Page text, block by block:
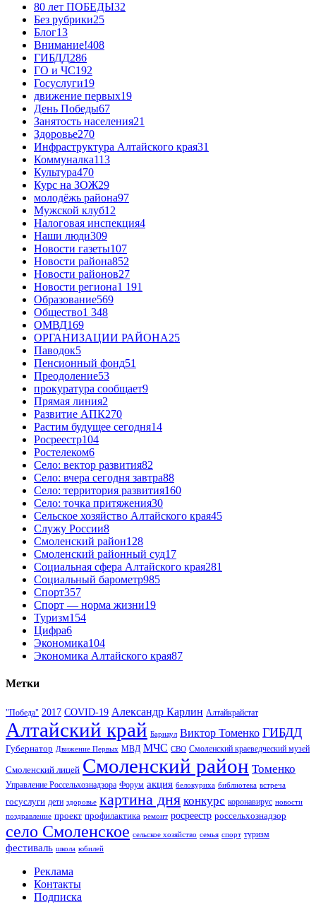
80 лет ПОБЕДЫ32
Без рубрики25
Блог13
Внимание!408
ГИБДД286
ГО и ЧС192
Госуслуги19
движение первых19
День Победы67
Занятость населения21
Здоровье270
Инфраструктура Алтайского края31
Коммуналка113
Культура470
Курс на ЗОЖ29
молодёжь района97
Мужской клуб12
Налоговая инспекция4
Наши люди309
Новости газеты107
Новости района852
Новости районов27
Новости региона1 191
Образование569
Общество1 348
ОМВД169
ОРГАНИЗАЦИИ РАЙОНА25
Паводок5
Пенсионный фонд51
Преодоление53
прокуратура сообщает9
Прямая линия2
Развитие АПК270
Растим будущее сегодня14
Росреестр104
Ростелеком6
Село: вектор развития82
Село: вчера сегодня завтра88
Село: территория развития160
Село: точка притяжения30
Сельское хозяйство Алтайского края45
Служу России8
Смоленский район128
Смоленский районный суд17
Социальная сфера Алтайского края281
Социальный барометр985
Спорт357
Спорт — норма жизни19
Туризм154
Цифра6
Экономика104
Экономика Алтайского края87
Метки
"Победа" 2017 COVID-19 Александр Карлин Алтайкрайстат
Алтайский край Барнаул Виктор Томенко ГИБДД
Губернатор Движение Первых МВД МЧС СВО Смоленский краеведческий музей
Смоленский лицей Смоленский район Томенко
Управление Россельхознадзора Форум акция белокуриха библиотека встреча
госуслуги дети здоровье картина дня конкурс коронавирус новости
поздравление проект профилактика ремонт росреестр россельхознадзор
село Смоленское сельское хозяйство семья спорт туризм
фестиваль школа юбилей
Реклама
Контакты
Подписка